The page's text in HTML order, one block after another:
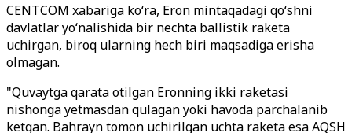
CENTCOM xabariga ko‘ra, Eron mintaqadagi qo‘shni
davlatlar yo‘nalishida bir nechta ballistik raketa
uchirgan, biroq ularning hech biri maqsadiga erisha
olmagan.
"Quvaytga qarata otilgan Eronning ikki raketasi
nishonga yetmasdan qulagan yoki havoda parchalanib
ketgan. Bahrayn tomon uchirilgan uchta raketa esa AQSH